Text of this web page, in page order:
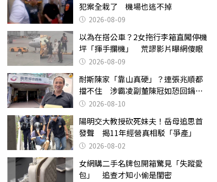
犯案全栽了 機場也逃不掉
2026-08-09
以為在搭公車？2女拖行李箱直闖停機
坪「揮手攔機」 荒謬影片曝網傻眼
2026-08-09
耐斯陳家「靠山真硬」？連張兆順都
擋不住 涉霸凌副董陳冠如恐回鍋國
票證2026-08-10
陽明交大教授砍死妹夫！岳母追思首
發聲 揭11年經營真相駁「爭產」
2026-08-02
女網購二手名牌包開箱驚見「失蹤愛
包」 追查才知小偷是閨密